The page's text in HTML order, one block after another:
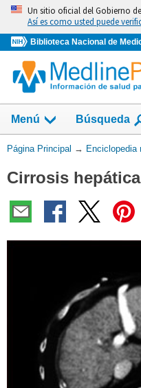
Omita
vaya
al
Contenido
Un sitio oficial del Gobierno
Así es como usted puede
Biblioteca Nacional de
Menú Búsqueda
Usted
aquí:
Página Principal → Enciclopedia
Cirrosis